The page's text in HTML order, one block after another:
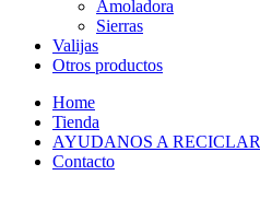
Amoladora
Sierras
Valijas
Otros productos
Home
Tienda
AYUDANOS A RECICLAR
Contacto